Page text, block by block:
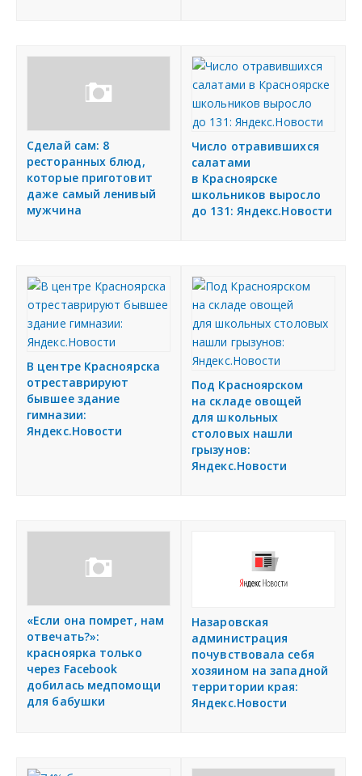
Сделай сам: 8
ресторанных блюд,
которые приготовит
даже самый ленивый
мужчина
Число отравившихся
салатами
в Красноярске
школьников выросло
до 131: Яндекс.Новости
В центре Красноярска
отреставрируют
бывшее здание
гимназии:
Яндекс.Новости
Под Красноярском
на складе овощей
для школьных
столовых нашли
грызунов:
Яндекс.Новости
«Если она помрет, нам
отвечать?»:
красноярка только
через Facebook
добилась медпомощи
для бабушки
Назаровская
администрация
почувствовала себя
хозяином на западной
территории края:
Яндекс.Новости